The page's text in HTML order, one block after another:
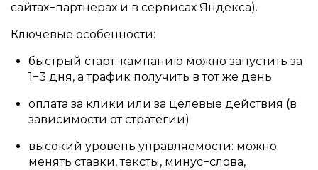
сайтах−партнерах и в сервисах Яндекса).
Ключевые особенности:
быстрый старт: кампанию можно запустить за
1−3 дня, а трафик получить в тот же день
оплата за клики или за целевые действия (в
зависимости от стратегии)
высокий уровень управляемости: можно
менять ставки, тексты, минус−слова,